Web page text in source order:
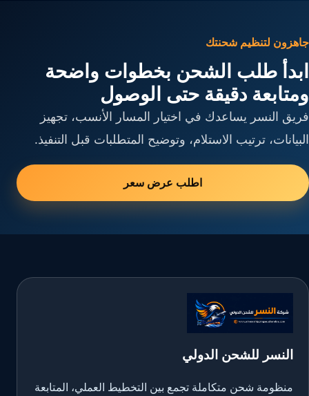
جاهزون لتنظيم شحنتك
ابدأ طلب الشحن بخطوات واضحة
ومتابعة دقيقة حتى الوصول
فريق النسر يساعدك في اختيار المسار الأنسب، تجهيز
البيانات، ترتيب الاستلام، وتوضيح المتطلبات قبل التنفيذ.
اطلب عرض سعر
النسر للشحن الدولي
منظومة شحن متكاملة تجمع بين التخطيط العملي، المتابعة